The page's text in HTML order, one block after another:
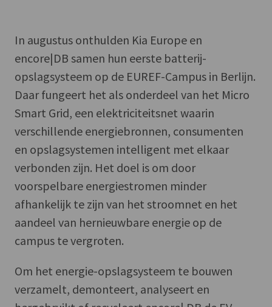
In augustus onthulden Kia Europe en
encore|DB samen hun eerste batterij-
opslagsysteem op de EUREF-Campus in Berlijn.
Daar fungeert het als onderdeel van het Micro
Smart Grid, een elektriciteitsnet waarin
verschillende energiebronnen, consumenten
en opslagsystemen intelligent met elkaar
verbonden zijn. Het doel is om door
voorspelbare energiestromen minder
afhankelijk te zijn van het stroomnet en het
aandeel van hernieuwbare energie op de
campus te vergroten.
Om het energie-opslagsysteem te bouwen
verzamelt, demonteert, analyseert en